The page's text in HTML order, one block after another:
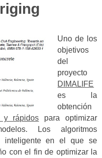
Uno de los
objetivos
del
proyecto
DIMALIFE
es la
obtención
y rápidos para optimizar
Los algoritmos
inteligente en el que se
con el fin de optimizar la